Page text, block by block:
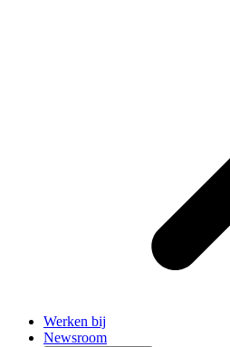
Werken bij
Newsroom